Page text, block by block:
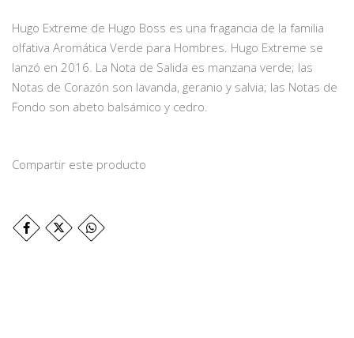
Hugo Extreme de Hugo Boss es una fragancia de la familia
olfativa Aromática Verde para Hombres. Hugo Extreme se
lanzó en 2016. La Nota de Salida es manzana verde; las
Notas de Corazón son lavanda, geranio y salvia; las Notas de
Fondo son abeto balsámico y cedro.
Compartir este producto